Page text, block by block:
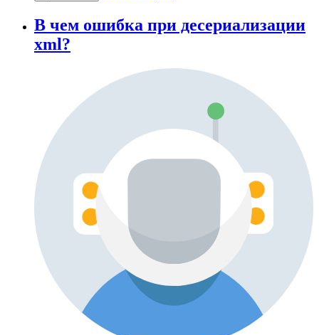
В чем ошибка при десериализации
xml?